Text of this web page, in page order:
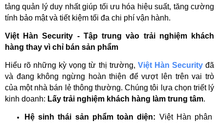
tảng quản lý duy nhất giúp tối ưu hóa hiệu suất, tăng cường
tính bảo mật và tiết kiệm tối đa chi phí vận hành.
Việt Hàn Security - Tập trung vào trải nghiệm khách
hàng thay vì chỉ bán sản phẩm
Hiểu rõ những kỳ vọng từ thị trường, Việt Hàn Security đã
và đang không ngừng hoàn thiện để vượt lên trên vai trò
của một nhà bán lẻ thông thường. Chúng tôi lựa chọn triết lý
kinh doanh: Lấy trải nghiệm khách hàng làm trung tâm.
Hệ sinh thái sản phẩm toàn diện: Việt Hàn phân